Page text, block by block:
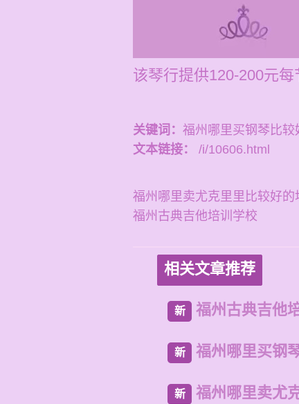
该琴行提供120-200元
关键词： 福州哪里买钢琴比较
文本链接：
/i/10606.html
福州哪里卖尤克里里比较好的
福州古典吉他培训学校
相关文章推荐
新 福州古典吉他
新 福州哪里买钢
新 福州哪里卖尤